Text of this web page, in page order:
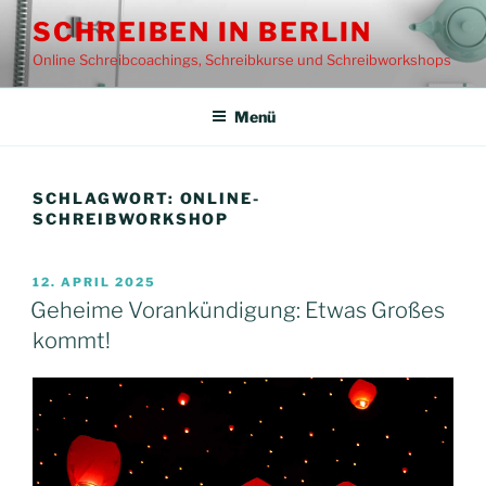
Zum
Inhalt
springen
SCHREIBEN IN BERLIN
Online Schreibcoachings, Schreibkurse und Schreibworkshops
Menü
SCHLAGWORT: ONLINE-
SCHREIBWORKSHOP
VERÖFFENTLICHT
AM
12. APRIL 2025
Geheime Vorankündigung: Etwas Großes
kommt!